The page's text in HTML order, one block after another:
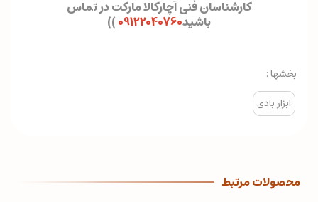
کارشناسان فنی آچارکالا مارکت در تماس
باشید09122040760
)
)
بخشها :
ابزار بادی
محصولات مرتبط